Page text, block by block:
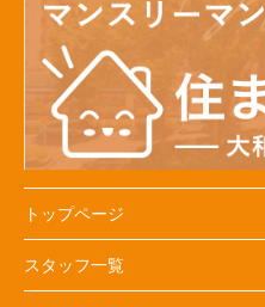
トップページ
スタッフ一覧